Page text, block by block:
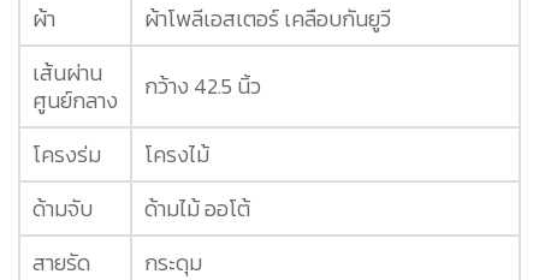
ผ้า
ผ้าโพลีเอสเตอร์ เคลือบกันยูวี
เส้นผ่าน
ศูนย์กลาง
กว้าง 42.5 นิ้ว
โครงร่ม
โครงไม้
ด้ามจับ
ด้ามไม้ ออโต้
สายรัด
กระดุม